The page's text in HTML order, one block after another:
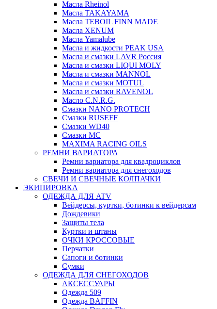
Масла Rheinol
Масла TAKAYAMA
Масла TEBOIL FINN MADE
Масла XENUM
Масла Yamalube
Масла и жидкости PEAK USA
Масла и смазки LAVR Россия
Масла и смазки LIQUI MOLY
Масла и смазки MANNOL
Масла и смазки MOTUL
Масла и смазки RAVENOL
Масло C.N.R.G.
Смазки NANO PROTECH
Смазки RUSEFF
Смазки WD40
Смазки МС
MAXIMA RACING OILS
РЕМНИ ВАРИАТОРА
Ремни вариатора для квадроциклов
Ремни вариатора для снегоходов
СВЕЧИ И СВЕЧНЫЕ КОЛПАЧКИ
ЭКИПИРОВКА
ОДЕЖДА ДЛЯ ATV
Вейдерсы, куртки, ботинки к вейдерсам
Дождевики
Защиты тела
Куртки и штаны
ОЧКИ КРОССОВЫЕ
Перчатки
Сапоги и ботинки
Сумки
ОДЕЖДА ДЛЯ СНЕГОХОДОВ
АКСЕССУАРЫ
Одежда 509
Одежда BAFFIN